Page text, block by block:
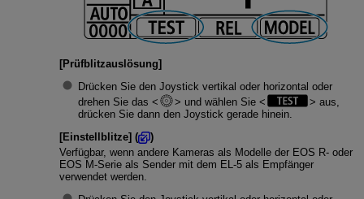
[Prüfblitzauslösung]
Drücken Sie den Joystick vertikal oder horizontal oder
drehen Sie das
und wählen Sie
aus,
drücken Sie dann den Joystick gerade hinein.
[Einstellblitze] (
)
Verfügbar, wenn andere Kameras als Modelle der EOS R- oder
EOS M-Serie als Sender mit dem EL-5als Empfänger
verwendet werden.